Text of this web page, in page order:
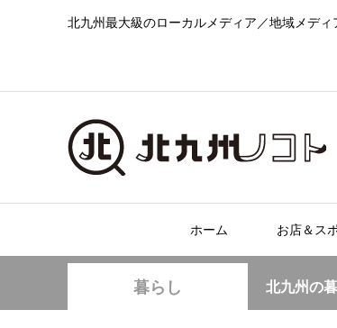
北九州最大級のローカルメディア／地域メデ
ホーム お店＆ス
暮らし 北九州の